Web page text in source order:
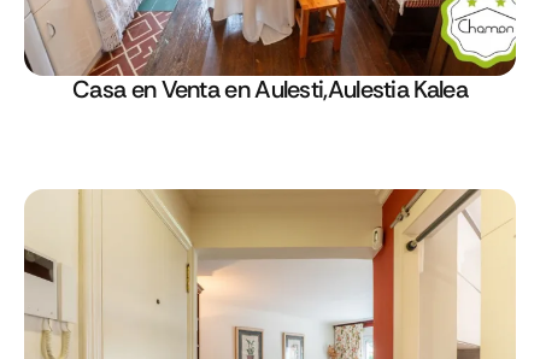
Casa en Venta en Aulesti,Aulestia Kalea